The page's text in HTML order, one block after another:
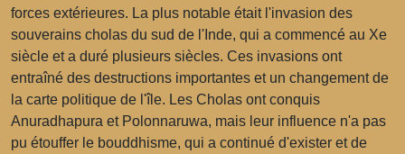
forces extérieures. La plus notable était l'invasion des
souverains cholas du sud de l'Inde, qui a commencé au Xe
siècle et a duré plusieurs siècles. Ces invasions ont
entraîné des destructions importantes et un changement de
la carte politique de l'île. Les Cholas ont conquis
Anuradhapura et Polonnaruwa, mais leur influence n'a pas
pu étouffer le bouddhisme, qui a continué d'exister et de